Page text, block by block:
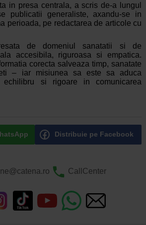
in presa centrala, a scris de-a lungul
publicatii generaliste, axandu-se in
perioada, pe redactarea de articole cu
de domeniul sanatatii si de
accesibila, riguroasa si empatica.
corecta salveaza timp, sanatate
– iar misiunea sa este sa aduca
echilibru si rigoare in comunicarea
Distribuie pe Facebook
CallCenter